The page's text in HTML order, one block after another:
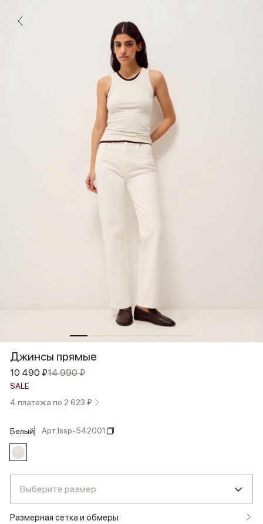
Джинсы прямые
10 490 ₽14 990 ₽
SALE
4 платежа по 2 623 ₽
белый Арт.lssp-542001
Выберите размер
Размерная сетка и обмеры